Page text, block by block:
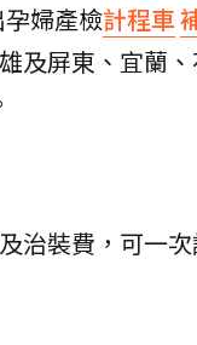
婦產檢計程車
及屏東、宜蘭
治裝費，可一